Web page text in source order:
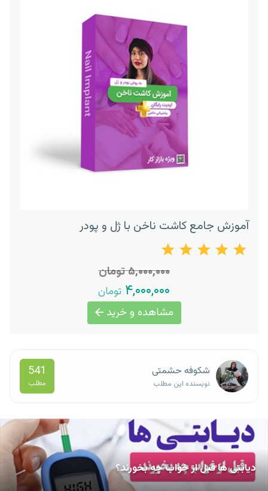
آموزش جامع کاشت ناخن با ژل و پودر
۵,۰۰۰,۰۰۰ تومان
۴,۰۰۰,۰۰۰ تومان
مشاهده و خرید
شکوفه حشمتی
نویسنده این مطلب
541
مطلب
دیابتی ها قبل از خواب چه بخورند؟